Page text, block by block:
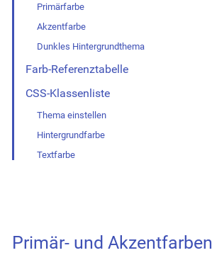
Primärfarbe
Akzentfarbe
Dunkles Hintergrundthema
Farb-Referenztabelle
CSS-Klassenliste
Thema einstellen
Hintergrundfarbe
Textfarbe
Primär- und Akzentfarben